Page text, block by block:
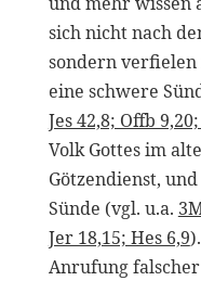
sich nicht nach
sondern verfielen
eine schwere
Jes 42,8; Offb
Volk Gottes im
Götzendienst,
Sünde (vgl. u.a.
Jer 18,15; Hes 6,9
Anrufung